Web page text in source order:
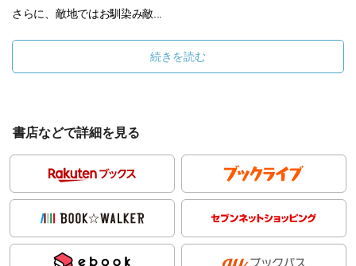
さらに、敵地ではお馴染み敵...
続きを読む
書店などで詳細を見る